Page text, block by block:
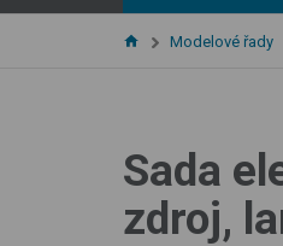
Modelové řady
Sada
zdroj,